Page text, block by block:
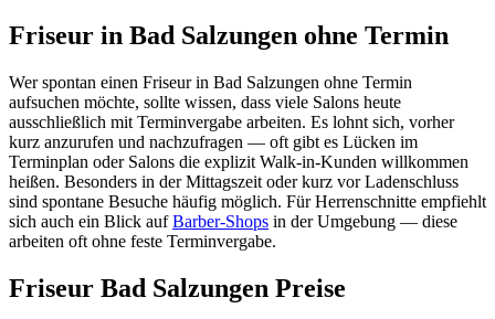
Friseur in Bad Salzungen ohne Termin
Wer spontan einen Friseur in Bad Salzungen ohne Termin
aufsuchen möchte, sollte wissen, dass viele Salons heute
ausschließlich mit Terminvergabe arbeiten. Es lohnt sich, vorher
kurz anzurufen und nachzufragen — oft gibt es Lücken im
Terminplan oder Salons die explizit Walk-in-Kunden willkommen
heißen. Besonders in der Mittagszeit oder kurz vor Ladenschluss
sind spontane Besuche häufig möglich. Für Herrenschnitte empfiehlt
sich auch ein Blick aufBarber-Shops in der Umgebung — diese
arbeiten oft ohne feste Terminvergabe.
Friseur Bad Salzungen Preise